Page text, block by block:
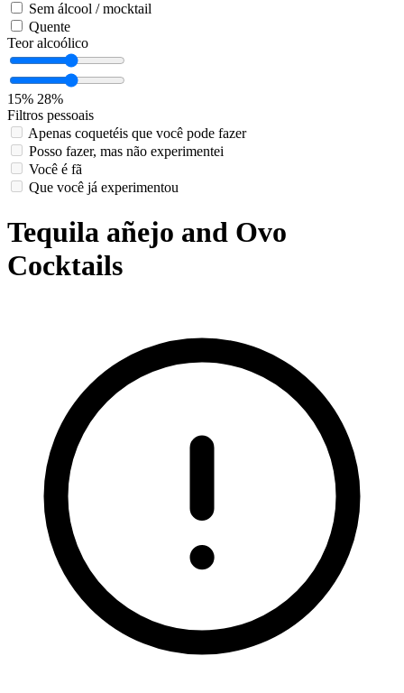
Sem álcool / mocktail
Quente
Teor alcoólico
15% 28%
Filtros pessoais
Apenas coquetéis que você pode fazer
Posso fazer, mas não experimentei
Você é fã
Que você já experimentou
Tequila añejo and Ovo
Cocktails